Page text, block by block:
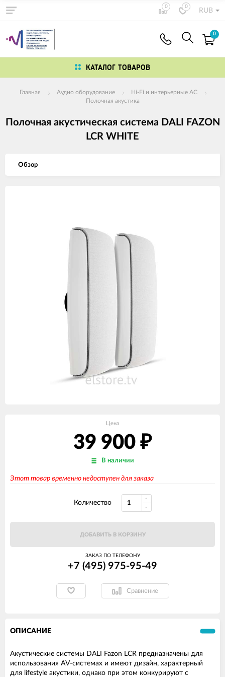
0 0
RUB
0
КАТАЛОГ ТОВАРОВ
Главная Аудио оборудование
Hi-Fi и интерьерные АС
Полочная акустика
Полочная акустическая система DALI FAZON
LCR WHITE
Обзор
Цена
39 900 ₽
В наличии
Этот товар временно недоступен для заказа
Количество
ДОБАВИТЬ В КОРЗИНУ
ЗАКАЗ ПО ТЕЛЕФОНУ
+7 (495) 975-95-49
Сравнение
ОПИСАНИЕ
Акустические системы DALI Fazon LCR предназначены для
использования AV-системах и имеют дизайн, характерный
для lifestyle акустики, однако при этом конкурируют с